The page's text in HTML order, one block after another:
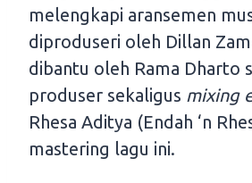
melengkapi aransemen
diproduseri oleh Dillan
dibantu oleh Rama Dharto
produser sekaligus mixing
Rhesa Aditya (Endah ‘n
mastering lagu ini.